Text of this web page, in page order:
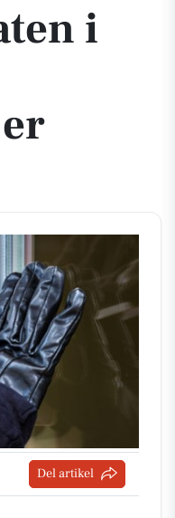
i
Del artikel